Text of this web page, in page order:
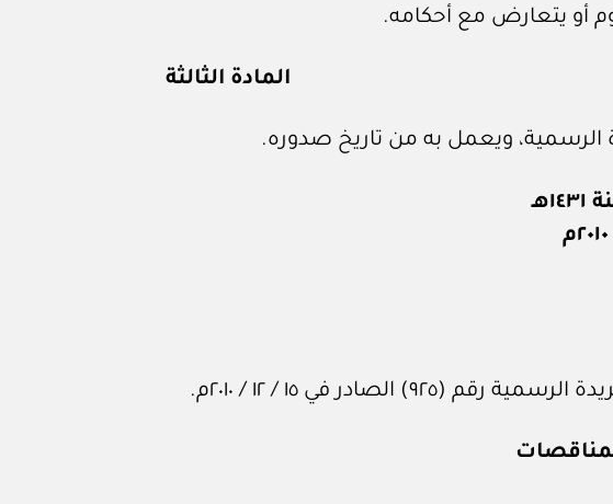
أو يتعارض مع أحكامه.
المادة الثالثة
الرسمية، ويعمل به من تاريخ صدوره.
الصادر في ١٥ / ١٢ / ٢٠١٠م.